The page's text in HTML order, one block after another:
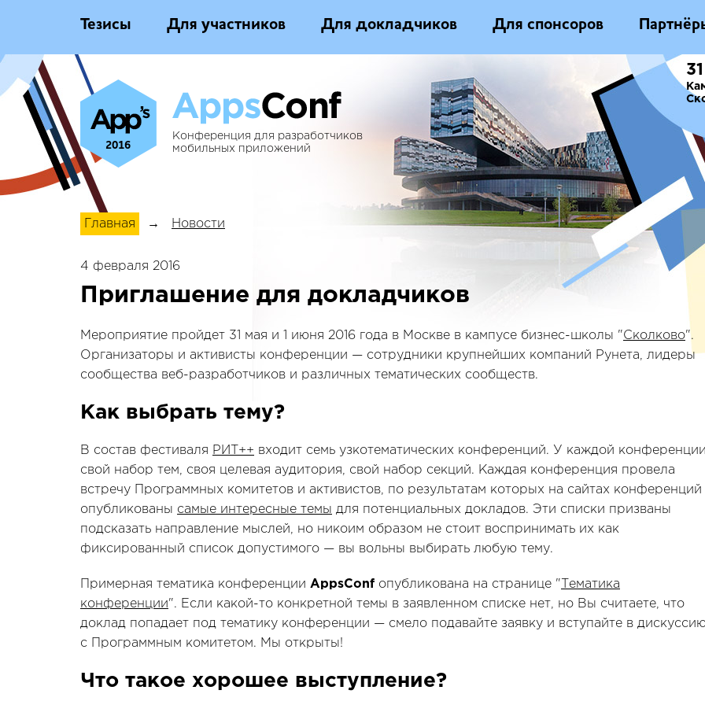
Тезисы Для участников Для докладчиков Для спонсоров
2016
Конференция для разработчиков
мобильных приложений
Главная → Новости
4 февраля 2016
Приглашение для докладчиков
Мероприятие пройдет 31 мая и 1 июня 2016 года в Москве в кампусе бизнес-школы " Сколково".
Организаторы и активисты конференции — сотрудники крупнейших компаний Рунета, лидеры
сообщества веб-разработчиков и различных тематических сообществ.
Как выбрать тему?
В состав фестиваля РИТ++ входит семь узкотематических конференций. У каждой
свой набор тем, своя целевая аудитория, свой набор секций. Каждая конференция провела
встречу Программных комитетов и активистов, по результатам которых на сайтах конференций
опубликованы самые интересные темы для потенциальных докладов. Эти списки призваны
подсказать направление мыслей, но никоим образом не стоит воспринимать их как
фиксированный список допустимого — вы вольны выбирать любую тему.
Примерная тематика конференции AppsConf опубликована на странице "
Тематика
конференции". Если какой-то конкретной темы в заявленном списке нет, но Вы считаете, что
доклад попадает под тематику конференции — смело подавайте заявку и вступайте в
с Программным комитетом. Мы открыты!
Что такое хорошее выступление?